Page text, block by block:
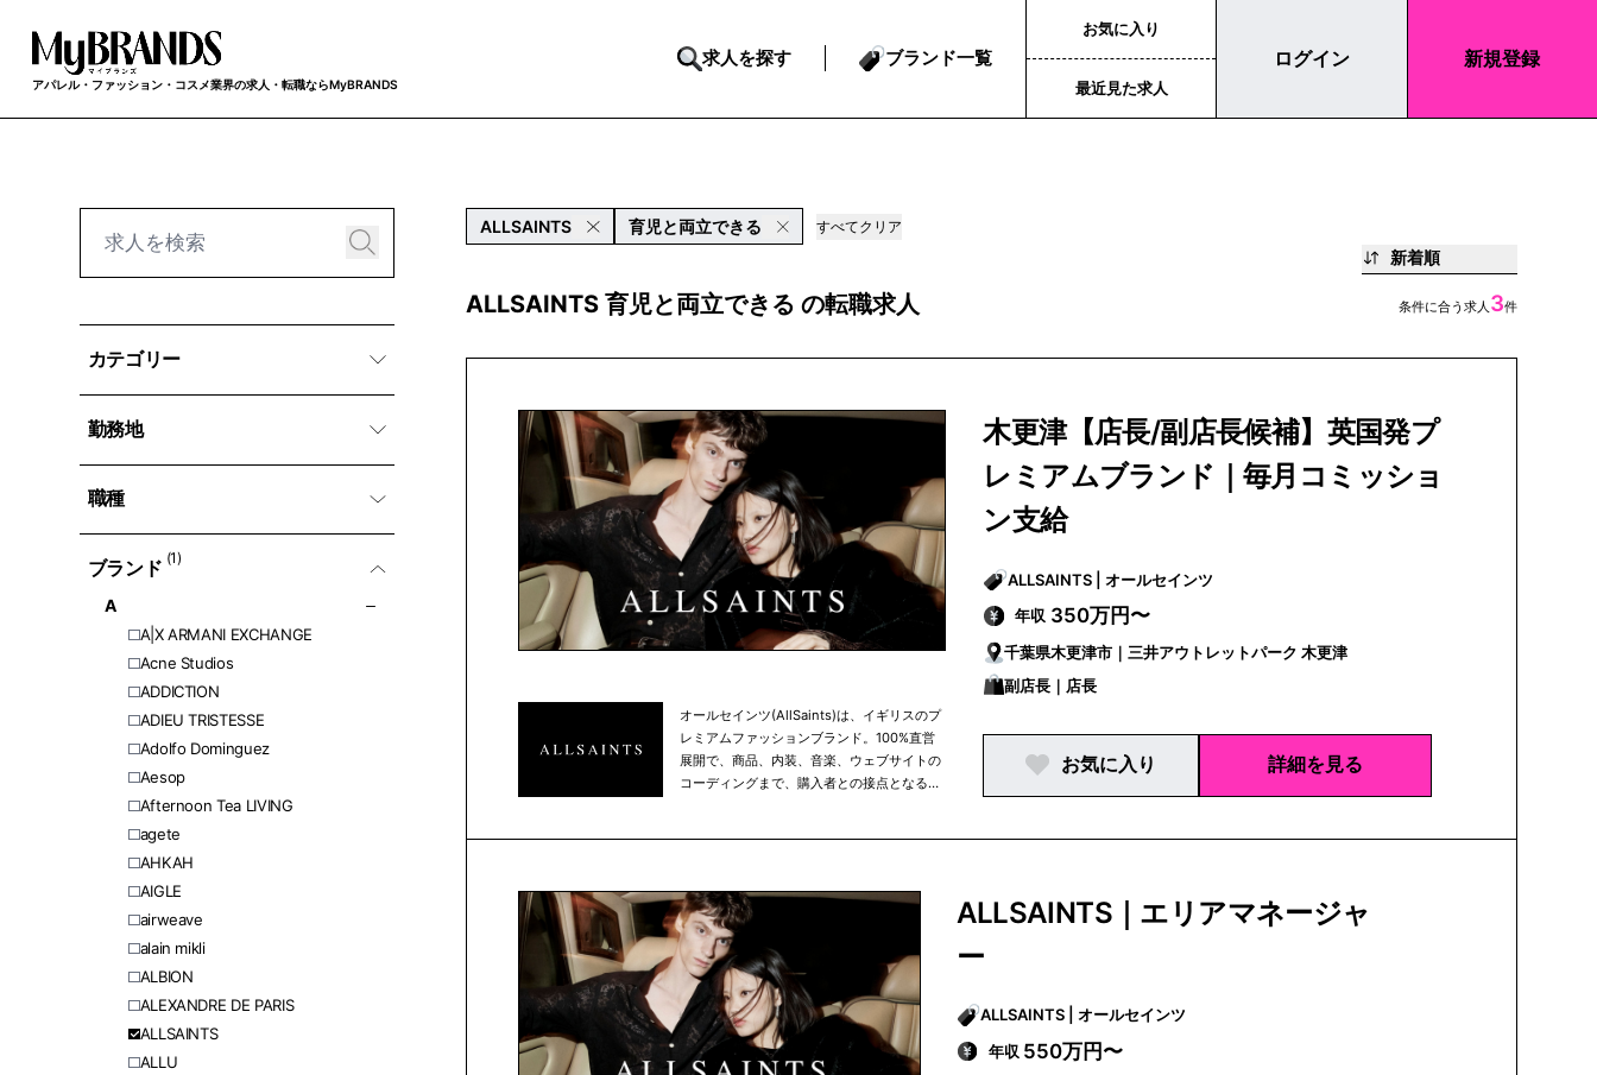
アパレル・ファッション・コスメ業界の求人・転職ならMyBRANDS
求人を探す ブランド一覧
お気に入り
最近見た求人
ログイン 新規登録
カテゴリー
勤務地
職種
ブランド (1)
A
A|X ARMANI EXCHANGE
Acne Studios
ADDICTION
ADIEU TRISTESSE
Adolfo Dominguez
Aesop
Afternoon Tea LIVING
agete
AHKAH
AIGLE
airweave
alain mikli
ALBION
ALEXANDRE DE PARIS
ALLSAINTS
ALLU
ALLSAINTS 育児と両立できる すべてクリア
新着順
ALLSAINTS 育児と両立できる の転職求人 条件に合う求人 3件
オールセインツ(AllSaints)は、イギリスのプ
レミアムファッションブランド。100%直営
展開で、商品、内装、音楽、ウェブサイトの
コーディングまで、購入者との接点となる場
木更津【店長/副店長候補】英国発プ
レミアムブランド｜毎月コミッショ
ン支給
ALLSAINTS | オールセインツ
年収 350万円〜
千葉県木更津市｜三井アウトレットパーク 木更津
副店長｜店長
お気に入り 詳細を見る
ALLSAINTS｜エリアマネージャ
ー
ALLSAINTS | オールセインツ
年収 550万円〜